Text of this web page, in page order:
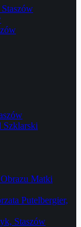
Szklarski
Matki
Putelbergier,
Staszów